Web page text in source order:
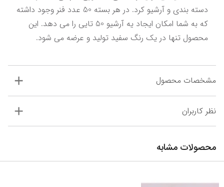
محصول تنها در یک رنگ سفید تولید و عرضه می شود.
مشخصات محصول
نظر کاربران
محصولات مشابه